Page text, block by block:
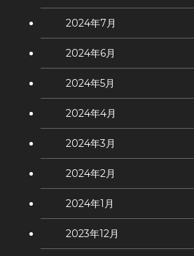
2024年7月
2024年6月
2024年5月
2024年4月
2024年3月
2024年2月
2024年1月
2023年12月